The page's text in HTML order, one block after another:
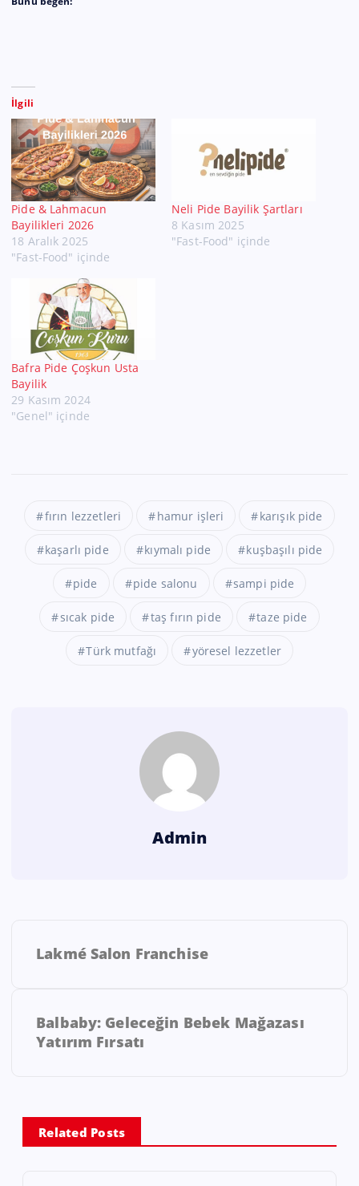
İlgili
Pide & Lahmacun
Bayilikleri 2026
18 Aralık 2025
"Fast-Food" içinde
Neli Pide Bayilik Şartları
8 Kasım 2025
"Fast-Food" içinde
Bafra Pide Çoşkun Usta
Bayilik
29 Kasım 2024
"Genel" içinde
fırın lezzetleri hamur işleri karışık pide
kaşarlı pide kıymalı pide kuşbaşılı pide
pide pide salonu sampi pide
sıcak pide taş fırın pide taze pide
Türk mutfağı yöresel lezzetler
Admin
Lakmé Salon Franchise
Balbaby: Geleceğin Bebek Mağazası
Yatırım Fırsatı
Related Posts